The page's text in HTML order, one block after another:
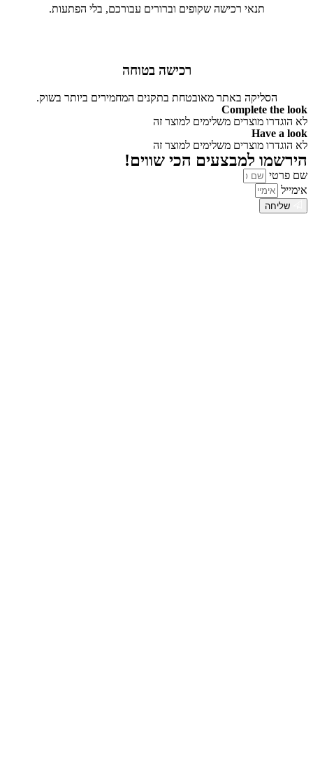
תנאי רכישה שקופים וברורים עבורכם, בלי הפתעות.
רכישה בטוחה
הסליקה באתר מאובטחת בתקנים המחמירים ביותר בשוק.
Complete the look
לא הוגדרו מוצרים משלימים למוצר זה
Have a look
לא הוגדרו מוצרים משלימים למוצר זה
הירשמו למבצעים הכי שווים!
שם פרטי
אימייל
שליחה